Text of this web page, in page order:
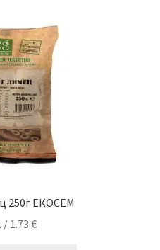
250г ЕКОСЕМ
/ 1.73 €